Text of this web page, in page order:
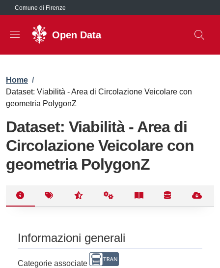
Salta al contenuto principale
Comune di Firenze
Open Data
Briciole di pane
Home /
Dataset: Viabilità - Area di Circolazione Veicolare con
geometria PolygonZ
Dataset: Viabilità - Area di
Circolazione Veicolare con
geometria PolygonZ
Informazioni generali
Categorie associate